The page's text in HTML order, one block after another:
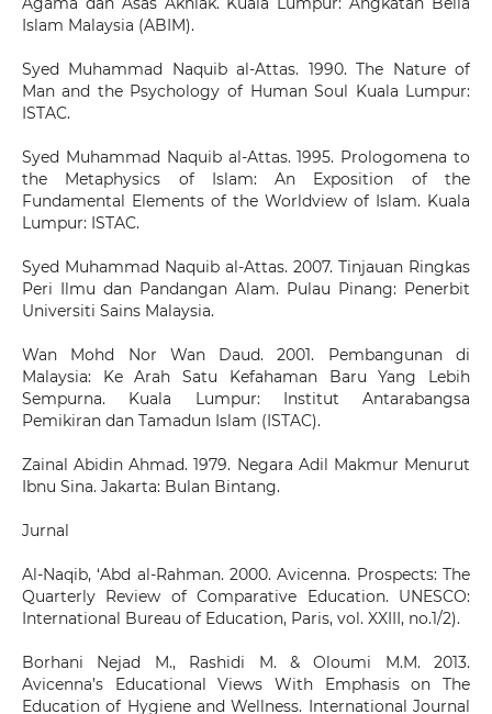
Islam Malaysia (ABIM).
Syed Muhammad Naquib al-Attas. 1990. The Nature of
Man and the Psychology of Human Soul Kuala Lumpur:
ISTAC.
Syed Muhammad Naquib al-Attas. 1995. Prologomena to
the Metaphysics of Islam: An Exposition of the
Fundamental Elements of the Worldview of Islam. Kuala
Lumpur: ISTAC.
Syed Muhammad Naquib al-Attas. 2007. Tinjauan Ringkas
Peri Ilmu dan Pandangan Alam. Pulau Pinang: Penerbit
Universiti Sains Malaysia.
Wan Mohd Nor Wan Daud. 2001. Pembangunan di
Malaysia: Ke Arah Satu Kefahaman Baru Yang Lebih
Sempurna. Kuala Lumpur: Institut Antarabangsa
Pemikiran dan Tamadun Islam (ISTAC).
Zainal Abidin Ahmad. 1979. Negara Adil Makmur Menurut
Ibnu Sina. Jakarta: Bulan Bintang.
Jurnal
Al-Naqib, ‘Abd al-Rahman. 2000. Avicenna. Prospects: The
Quarterly Review of Comparative Education. UNESCO:
International Bureau of Education, Paris, vol. XXIII, no.1/2).
Borhani Nejad M., Rashidi M. & Oloumi M.M. 2013.
Avicenna’s Educational Views With Emphasis on The
Education of Hygiene and Wellness. International Journal